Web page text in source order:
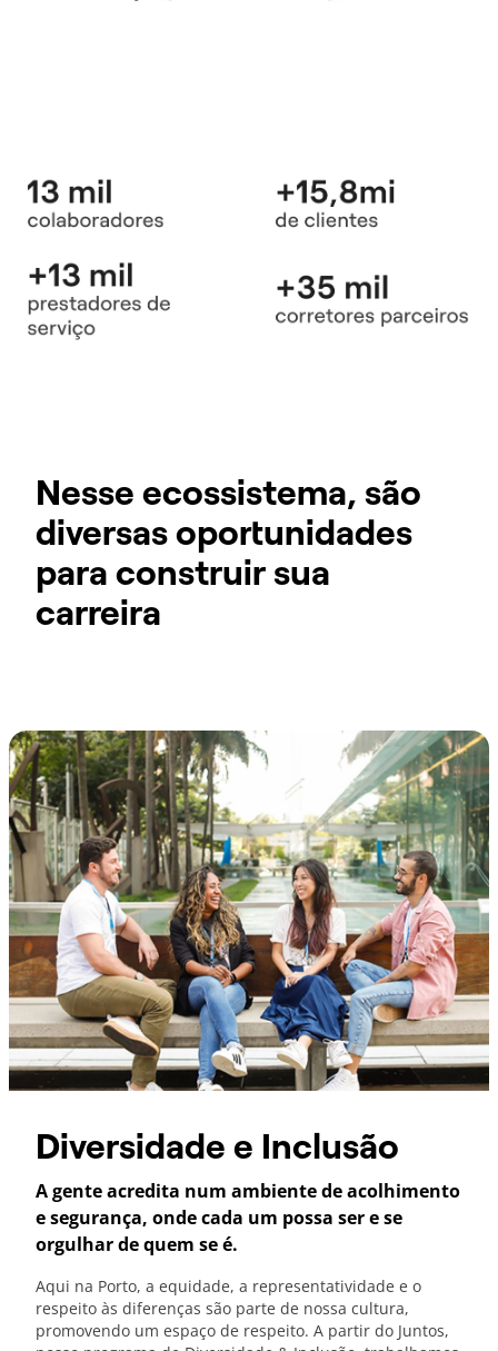
Nesse ecossistema, são
diversas oportunidades
para construir sua
carreira
Diversidade e Inclusão
A gente acredita num ambiente de acolhimento
e segurança, onde cada um possa ser e se
orgulhar de quem se é.
Aqui na Porto, a equidade, a representatividade e o
respeito às diferenças são parte de nossa cultura,
promovendo um espaço de respeito. A partir do Juntos,